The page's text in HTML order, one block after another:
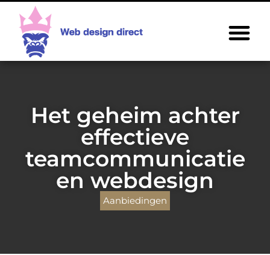
Het geheim achter
effectieve
teamcommunicatie
en webdesign
Aanbiedingen